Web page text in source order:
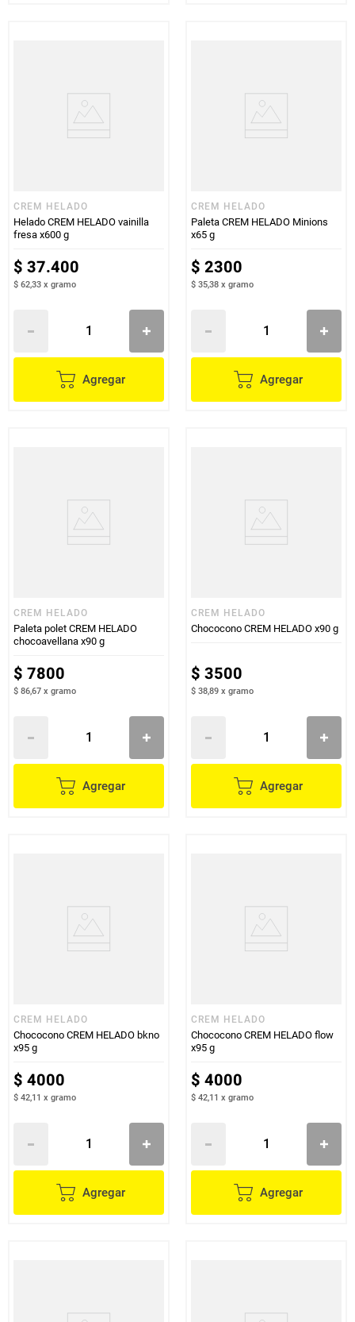
CREM HELADO
Helado CREM HELADO vainilla
fresa x600 g
$ 37.400
$ 62,33 x gramo
Agregar
CREM HELADO
Paleta CREM HELADO Minions
x65 g
$ 2300
$ 35,38 x gramo
Agregar
CREM HELADO
Paleta polet CREM HELADO
chocoavellana x90 g
$ 7800
$ 86,67 x gramo
Agregar
CREM HELADO
Chococono CREM HELADO x90 g
$ 3500
$ 38,89 x gramo
Agregar
CREM HELADO
Chococono CREM HELADO bkno
x95 g
$ 4000
$ 42,11 x gramo
Agregar
CREM HELADO
Chococono CREM HELADO flow
x95 g
$ 4000
$ 42,11 x gramo
Agregar